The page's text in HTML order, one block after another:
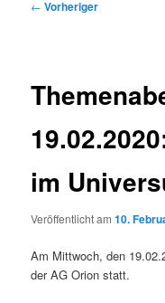
Beitragsnavigation
← Vorheriger
im
Veröffentlicht am10.
Am Mittwoch, den
der AG Orion statt.